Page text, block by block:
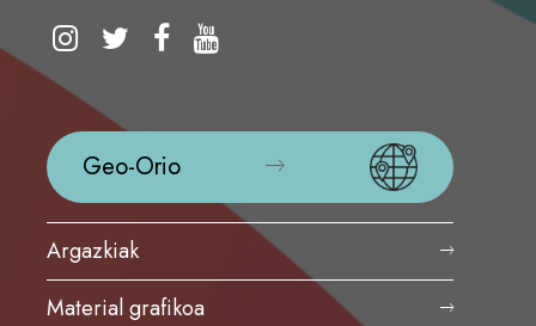
Geo-Orio
Argazkiak
Material grafikoa